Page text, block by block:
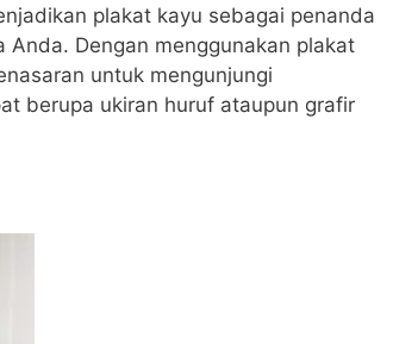
plakat kayu sebagai penanda
Dengan menggunakan plakat
untuk mengunjungi
berupa ukiran huruf ataupun grafir